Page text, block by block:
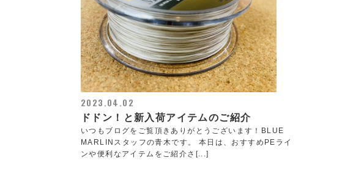
2023.04.02
ドドン！と新入荷アイテムのご紹介
いつもブログをご覧頂きありがとうございます！BLUE
MARLINスタッフの青木です。 本日は、おすすめPEライ
ンや便利なアイテムをご紹介さ[...]